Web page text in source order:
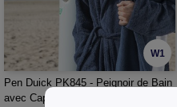
W1
Pen Duick PK845 - Peignoir de Bain
avec Capuche 100% Coton